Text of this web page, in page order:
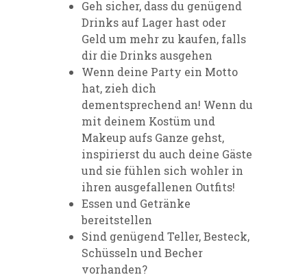
Geh sicher, dass du genügend
Drinks auf Lager hast oder
Geld um mehr zu kaufen, falls
dir die Drinks ausgehen
Wenn deine Party ein Motto
hat, zieh dich
dementsprechend an! Wenn du
mit deinem Kostüm und
Makeup aufs Ganze gehst,
inspirierst du auch deine Gäste
und sie fühlen sich wohler in
ihren ausgefallenen Outfits!
Essen und Getränke
bereitstellen
Sind genügend Teller, Besteck,
Schüsseln und Becher
vorhanden?